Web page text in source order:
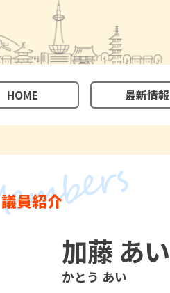
HOME 最新情報
議員紹介
加藤 あい
かとう あい